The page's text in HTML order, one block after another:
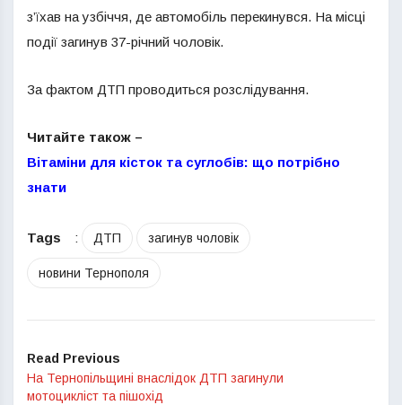
з’їхав на узбіччя, де автомобіль перекинувся. На місці
події загинув 37-річний чоловік.
За фактом ДТП проводиться розслідування.
Читайте також –
Вітаміни для кісток та суглобів: що потрібно
знати
Tags : ДТП загинув чоловік
новини Тернополя
Read Previous
На Тернопільщині внаслідок ДТП загинули
мотоцикліст та пішохід